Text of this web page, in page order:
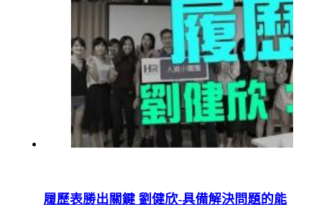
履歷表勝出關鍵 劉健欣-具備解決問題的能